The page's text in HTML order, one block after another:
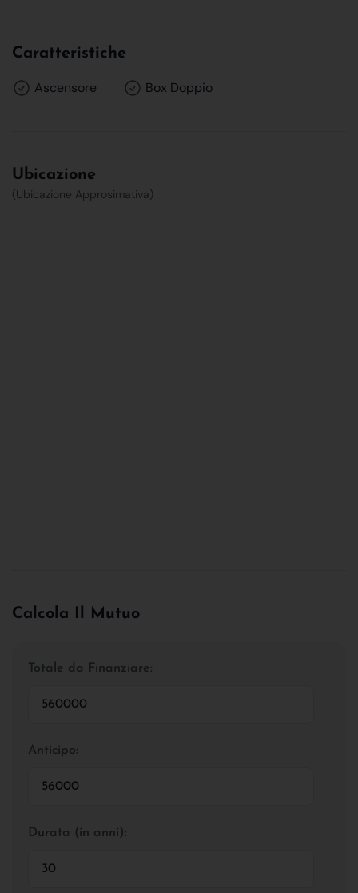
Caratteristiche
Ascensore Box Doppio
Ubicazione
(Ubicazione Approsimativa)
Calcola Il Mutuo
Totale da Finanziare:
Anticipo:
Durata (in anni):